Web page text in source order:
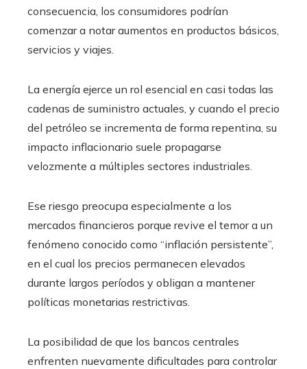
consecuencia, los consumidores podrían
comenzar a notar aumentos en productos básicos,
servicios y viajes.
La energía ejerce un rol esencial en casi todas las
cadenas de suministro actuales, y cuando el precio
del petróleo se incrementa de forma repentina, su
impacto inflacionario suele propagarse
velozmente a múltiples sectores industriales.
Ese riesgo preocupa especialmente a los
mercados financieros porque revive el temor a un
fenómeno conocido como “inflación persistente”,
en el cual los precios permanecen elevados
durante largos períodos y obligan a mantener
políticas monetarias restrictivas.
La posibilidad de que los bancos centrales
enfrenten nuevamente dificultades para controlar